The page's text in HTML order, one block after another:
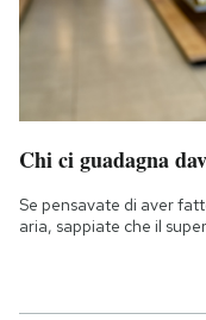
Chi ci guadagna
Se pensavate di aver
aria, sappiate che il